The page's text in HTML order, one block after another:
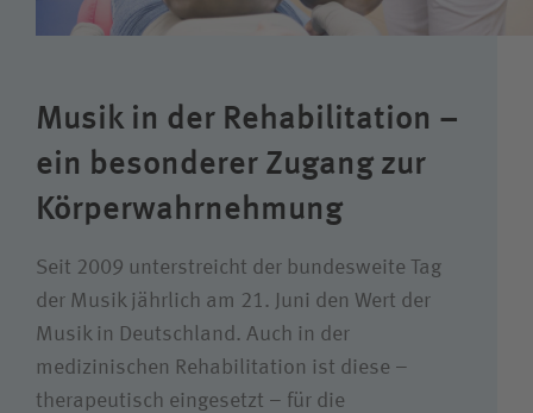
Suchwert
Musik in der Rehabilitation –
ein besonderer Zugang zur
Körper­wahrnehmung
Seit 2009 unterstreicht der bundesweite Tag
der Musik jährlich am 21. Juni den Wert der
Musik in Deutschland. Auch in der
medizinischen Rehabilitation ist diese –
therapeutisch eingesetzt – für die